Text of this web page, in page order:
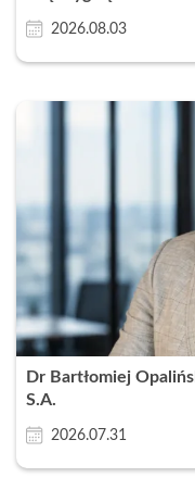
2026.08.03
Dr Bartłomiej
S.A.
2026.07.31